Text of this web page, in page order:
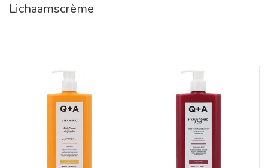
Lichaamscrème